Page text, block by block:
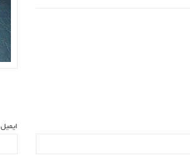
ایمیل